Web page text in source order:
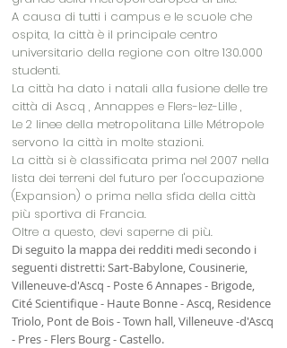
A causa di tutti i campus e le scuole che
ospita, la città è il principale centro
universitario della regione con oltre 130.000
studenti.
La città ha dato i natali alla fusione delle tre
città di Ascq , Annappes e Flers-lez-Lille ,
Le 2 linee della metropolitana Lille Métropole
servono la città in molte stazioni.
La città si è classificata prima nel 2007 nella
lista dei terreni del futuro per l'occupazione
(Expansion) o prima nella sfida della città
più sportiva di Francia.
Oltre a questo, devi saperne di più.
Di seguito la mappa dei redditi medi secondo i
seguenti distretti: Sart-Babylone, Cousinerie,
Villeneuve-d'Ascq - Poste 6 Annapes - Brigode,
Cité Scientifique - Haute Bonne - Ascq, Residence
Triolo, Pont de Bois - Town hall, Villeneuve -d'Ascq
- Pres - Flers Bourg - Castello.